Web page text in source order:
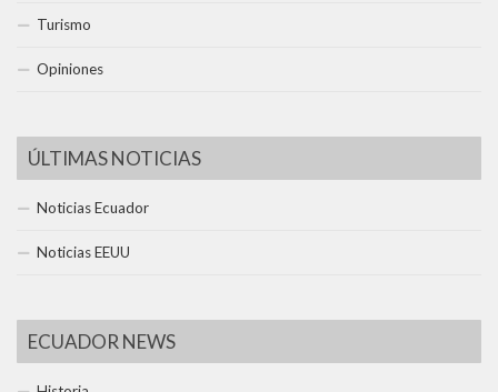
Turismo
Opiniones
ÚLTIMAS NOTICIAS
Noticias Ecuador
Noticias EEUU
ECUADOR NEWS